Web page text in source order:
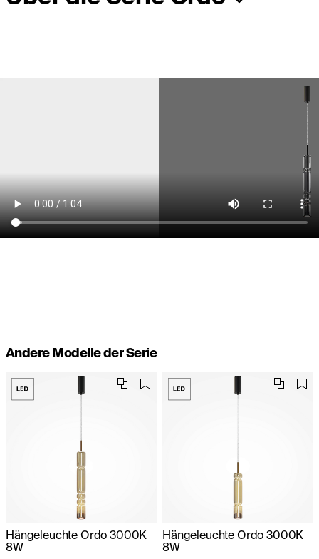
Andere Modelle der Serie
Hängeleuchte Ordo 3000K
8W
Hängeleuchte Ordo 3000K
8W